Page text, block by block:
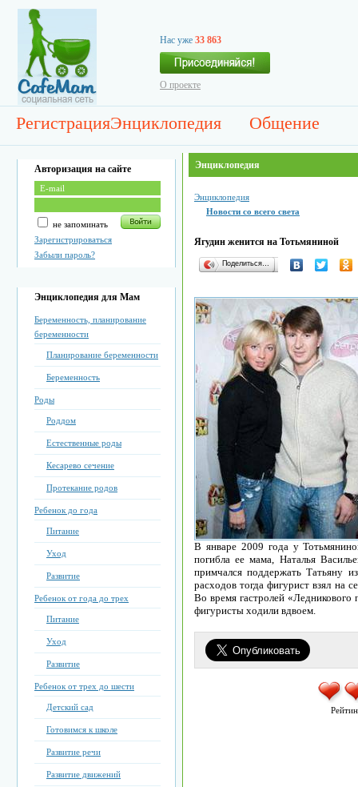
Нас уже 33 863
О проекте
РегистрацияЭнциклопедия Общение
Авторизация на сайте
не запоминать
Зарегистрироваться
Забыли пароль?
Энциклопедия для Мам
Беременность, планирование
беременности
Планирование беременности
Беременность
Роды
Роддом
Естественные роды
Кесарево сечение
Протекание родов
Ребенок до года
Питание
Уход
Развитие
Ребенок от года до трех
Питание
Уход
Развитие
Ребенок от трех до шести
Детский сад
Готовимся к школе
Развитие речи
Развитие движений
Энциклопедия
Энциклопедия
Новости со всего света
Ягудин женится на Тотьмяниной
Поделиться…
В январе 2009 года у
погибла ее мама, Наталья
примчался поддержать Татьяну
расходов тогда фигурист взял на
Во время гастролей
фигуристы ходили вдвоем.